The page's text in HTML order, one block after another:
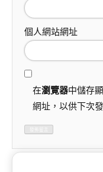
個人網站網址
在瀏覽器中儲存
網址，以供下次